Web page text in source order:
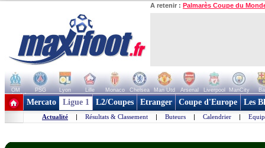
A retenir : Palmarès Coupe du
OM PSG Lyon Lille Monaco Chelsea Man Utd Arsenal Liverpool ManCity
+ de clubs
Mercato Ligue 1 L2/Coupes Etranger Coupe d'Europe Les
Actualité | Résultats & Classement | Buteurs | Calendrier |